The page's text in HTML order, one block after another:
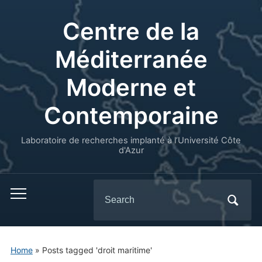
Centre de la
Méditerranée
Moderne et
Contemporaine
Laboratoire de recherches implanté à l’Université Côte
d'Azur
for:
Home» Posts tagged 'droit maritime'